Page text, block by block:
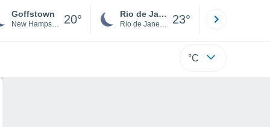
Goffstown
New Hampshire 20° Rio de Janeiro
Rio de Janeiro 23°
°C